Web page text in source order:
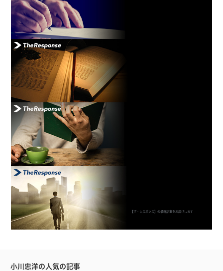
【ザ・レスポンス】の最新記事をお届けします
小川忠洋の人気の記事